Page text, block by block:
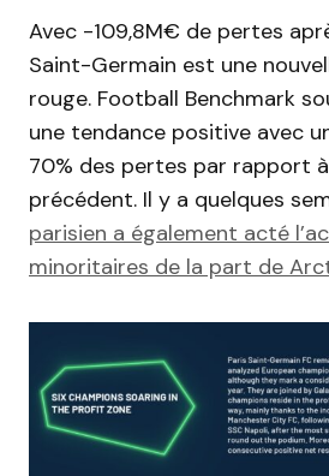
Avec -109,8M€ de pertes
Saint-Germain est une
rouge. Football Benchmark
une tendance positive avec
70% des pertes par rapport à
précédent. Il y a quelques
parisien a également acté
minoritaires de la part de